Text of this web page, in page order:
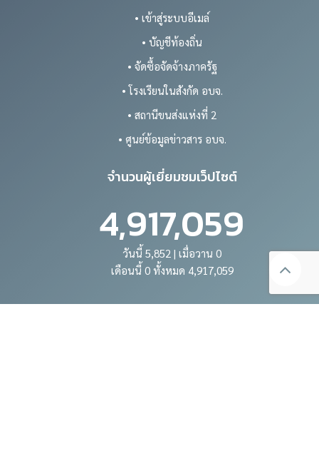
• เข้าสู่ระบบอีเมล์
• บัญชีท้องถิ่น
• จัดซื้อจัดจ้างภาครัฐ
• โรงเรียนในสังกัด อบจ.
• สถานีขนส่งแห่งที่ 2
• ศูนย์ข้อมูลข่าวสาร อบจ.
จำนวนผู้เยี่ยมชมเว็ปไซต์
4,917,059
วันนี้ 5,852 | เมื่อวาน 0
เดือนนี้ 0 ทั้งหมด 4,917,059